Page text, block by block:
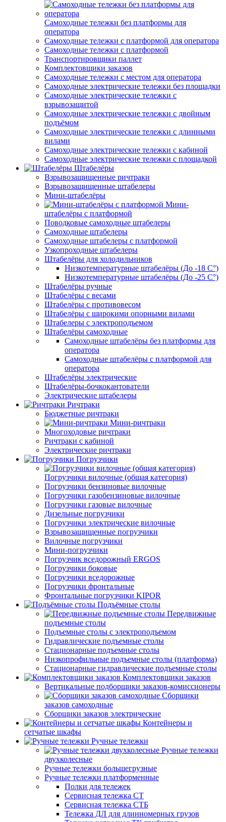
Самоходные тележки без платформы для
оператора
Самоходные тележки с платформой для оператора
Самоходные тележки с платформой
Транспортировщики паллет
Комплектовщики заказов
Самоходные тележки с местом для оператора
Самоходные электрические тележки без площадки
Самоходные электрические тележки с
взрывозащитой
Самоходные электрические тележки с двойным
подъёмом
Самоходные электрические тележки с длинными
вилами
Самоходные электрические тележки с кабиной
Самоходные электрические тележки с площадкой
Штабелёры
Взрывозащищенные ричтраки
Взрывозащищенные штабелеры
Мини-штабелёры
Мини-
штабелёры с платформой
Поводковые самоходные штабелеры
Самоходные штабелеры
Самоходные штабелеры с платформой
Узкопроходные штабелеры
Штабелёры для холодильников
Низкотемпературные штабелёры (До -18 C°)
Низкотемпературные штабелёры (До -25 C°)
Штабелёры ручные
Штабелёры с весами
Штабелёры с противовесом
Штабелёры с широкими опорными вилами
Штабелеры с электроподъемом
Штабелёры самоходные
Самоходные штабелёры без платформы для
оператора
Самоходные штабелёры с платформой для
оператора
Штабелёры электрические
Штабелёры-бочкокантователи
Электрические штабелеры
Ричтраки
Бюджетные ричтраки
Мини-ричтраки
Многоходовые ричтраки
Ричтраки с кабиной
Электрические ричтраки
Погрузчики
Погрузчики вилочные (общая категория)
Погрузчики бензиновые вилочные
Погрузчики газобензиновые вилочные
Погрузчики газовые вилочные
Дизельные погрузчики
Погрузчики электрические вилочные
Взрывозащищенные погрузчики
Вилочные погрузчики
Мини-погрузчики
Погрузчик вседорожный ERGOS
Погрузчики боковые
Погрузчики вседорожные
Погрузчики фронтальные
Фронтальные погрузчики KIPOR
Подъёмные столы
Передвижные
подъемные столы
Подъемные столы с электроподъемом
Гидравлические подъемные столы
Стационарные подъемные столы
Низкопрофильные подъемные столы (платформа)
Стационарные гидравлические подъемные столы
Комплектовщики заказов
Вертикальные подборщики заказов-комиссионеры
Сборщики
заказов самоходные
Сборщики заказов электрические
Контейнеры и
сетчатые шкафы
Ручные тележки
Ручные тележки
двухколесные
Ручные тележки большегрузные
Ручные тележки платформенные
Полки для тележек
Сервисная тележка СТ
Сервисная тележка СТБ
Тележка ДЛ для длинномерных грузов